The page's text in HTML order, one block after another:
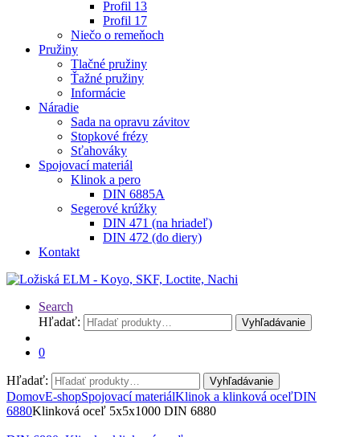
Profil 13
Profil 17
Niečo o remeňoch
Pružiny
Tlačné pružiny
Ťažné pružiny
Informácie
Náradie
Sada na opravu závitov
Stopkové frézy
Sťahováky
Spojovací materiál
Klinok a pero
DIN 6885A
Segerové krúžky
DIN 471 (na hriadeľ)
DIN 472 (do diery)
Kontakt
Search
Hľadať:
Vyhľadávanie
0
Hľadať: Vyhľadávanie
DomovE-shopSpojovací materiálKlinok a klinková oceľDIN
6880Klinková oceľ 5x5x1000 DIN 6880